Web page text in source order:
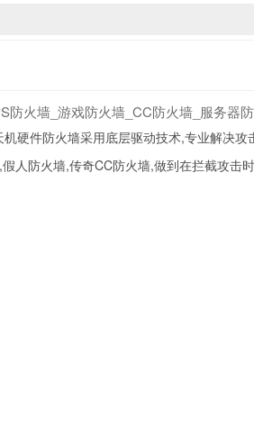
防火墙_游戏防火墙_CC防火墙_服务器
硬件防火墙采用底层驱动技术,专业解决
人防火墙,传奇CC防火墙,做到在拦截攻击